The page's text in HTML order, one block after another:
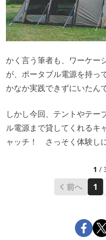
かく言う筆者も、ワーケー
が、ポータブル電源を持っ
かなか実践できずにいたんで
しかし今回、テントやテー
ル電源まで貸してくれるキ
ャッチ！ さっそく体験し
1 /
前へ 1